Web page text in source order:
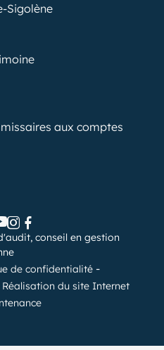
Sigolène
aux comptes
conseil en gestion
de confidentialité
Réalisation du site Internet